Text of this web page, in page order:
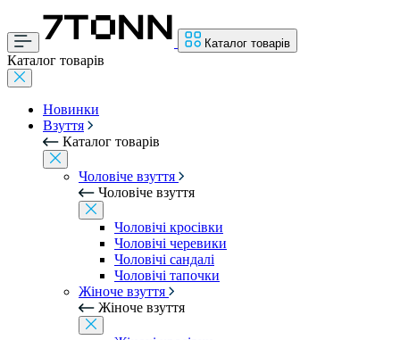
Каталог товарів
Каталог товарів
Новинки
Взуття
Каталог товарів
Чоловіче взуття
Чоловіче взуття
Чоловічі кросівки
Чоловічі черевики
Чоловічі сандалі
Чоловічі тапочки
Жіноче взуття
Жіноче взуття